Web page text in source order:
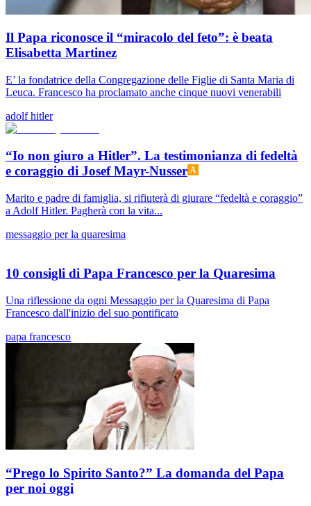
Il Papa riconosce il “miracolo del feto”: è beata
Elisabetta Martinez
E’ la fondatrice della Congregazione delle Figlie di Santa Maria di
Leuca. Francesco ha proclamato anche cinque nuovi venerabili
adolf hitler
“Io non giuro a Hitler”. La testimonianza di fedeltà
e coraggio di Josef Mayr-Nusser
Marito e padre di famiglia, si rifiuterà di giurare “fedeltà e coraggio”
a Adolf Hitler. Pagherà con la vita...
messaggio per la quaresima
10 consigli di Papa Francesco per la Quaresima
Una riflessione da ogni Messaggio per la Quaresima di Papa
Francesco dall'inizio del suo pontificato
papa francesco
“Prego lo Spirito Santo?” La domanda del Papa
per noi oggi